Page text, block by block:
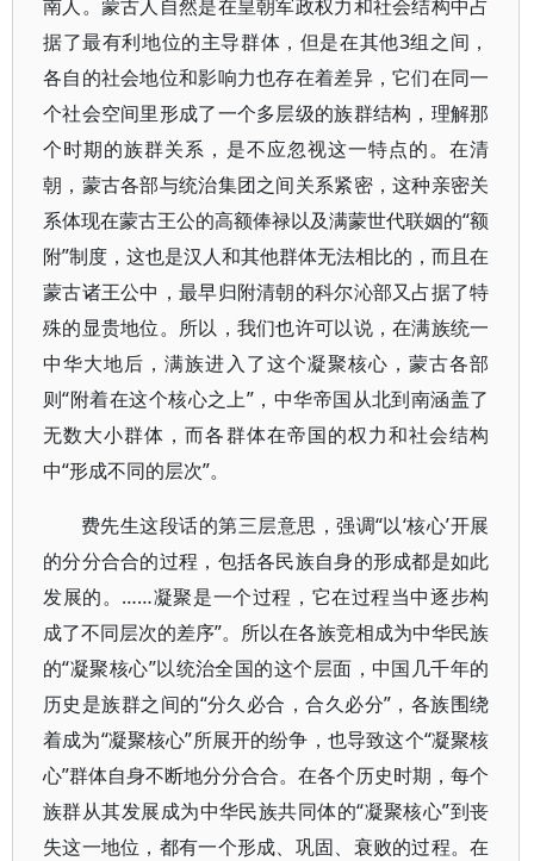
南人。蒙古人自然是在皇朝军政权力和社会结构中占
据了最有利地位的主导群体，但是在其他3组之间，
各自的社会地位和影响力也存在着差异，它们在同一
个社会空间里形成了一个多层级的族群结构，理解那
个时期的族群关系，是不应忽视这一特点的。在清
朝，蒙古各部与统治集团之间关系紧密，这种亲密关
系体现在蒙古王公的高额俸禄以及满蒙世代联姻的“额
附”制度，这也是汉人和其他群体无法相比的，而且在
蒙古诸王公中，最早归附清朝的科尔沁部又占据了特
殊的显贵地位。所以，我们也许可以说，在满族统一
中华大地后，满族进入了这个凝聚核心，蒙古各部
则“附着在这个核心之上”，中华帝国从北到南涵盖了
无数大小群体，而各群体在帝国的权力和社会结构
中“形成不同的层次”。
费先生这段话的第三层意思，强调“以‘核心’开展
的分分合合的过程，包括各民族自身的形成都是如此
发展的。……凝聚是一个过程，它在过程当中逐步构
成了不同层次的差序”。所以在各族竞相成为中华民族
的“凝聚核心”以统治全国的这个层面，中国几千年的
历史是族群之间的“分久必合，合久必分”，各族围绕
着成为“凝聚核心”所展开的纷争，也导致这个“凝聚核
心”群体自身不断地分分合合。在各个历史时期，每个
族群从其发展成为中华民族共同体的“凝聚核心”到丧
失这一地位，都有一个形成、巩固、衰败的过程。在